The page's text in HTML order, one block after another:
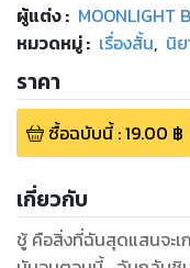
ผู้แต่ง : MOONLIGHT
หมวดหมู่: เรื่องสั้น, นิ
ราคา
ซื้อฉบับนี้:19.00 ฿
เกี่ยวกับ
ชู้ คือสิ่งที่ฉันสุดแสนจะ